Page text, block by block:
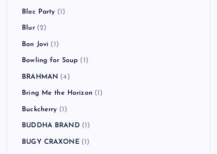
Bloc Party (1)
Blur(2)
Bon Jovi (1)
Bowling for Soup (1)
BRAHMAN (4)
Bring Me the Horizon (1)
Buckcherry (1)
BUDDHA BRAND (1)
BUGY CRAXONE(1)